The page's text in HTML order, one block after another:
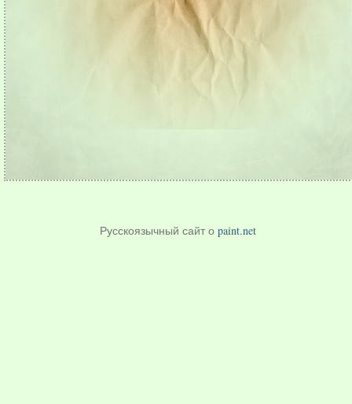
Русскоязычный сайт о paint.net